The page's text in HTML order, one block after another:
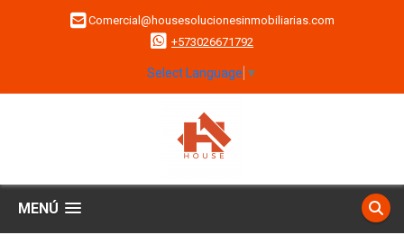
Comercial@housesolucionesinmobiliarias.com
+573026671792
Select Language ▼
MENÚ